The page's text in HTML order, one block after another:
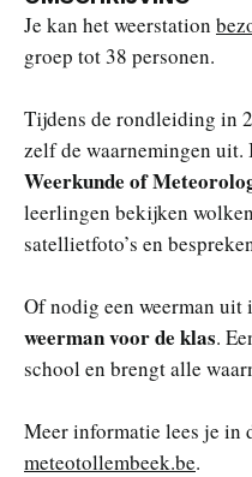
Je kan het weerstation
groep tot 38 personen.
Tijdens de rondleiding in
zelf de waarnemingen uit.
Weerkunde of
leerlingen bekijken
satellietfoto’s en
Of nodig een weerman
weerman voor de klas.
school en brengt alle
Meer informatie lees je in
meteotollembeek.be.